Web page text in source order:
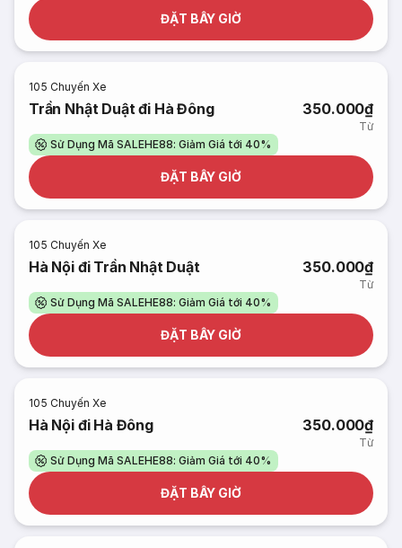
ĐẶT BÂY GIỜ
105 Chuyến Xe
Trần Nhật Duật đi Hà Đông 350.000₫
Từ
Sử Dụng Mã SALEHE88: Giảm Giá tới 40%
ĐẶT BÂY GIỜ
105 Chuyến Xe
Hà Nội đi Trần Nhật Duật 350.000₫
Từ
Sử Dụng Mã SALEHE88: Giảm Giá tới 40%
ĐẶT BÂY GIỜ
105 Chuyến Xe
Hà Nội đi Hà Đông 350.000₫
Từ
Sử Dụng Mã SALEHE88: Giảm Giá tới 40%
ĐẶT BÂY GIỜ